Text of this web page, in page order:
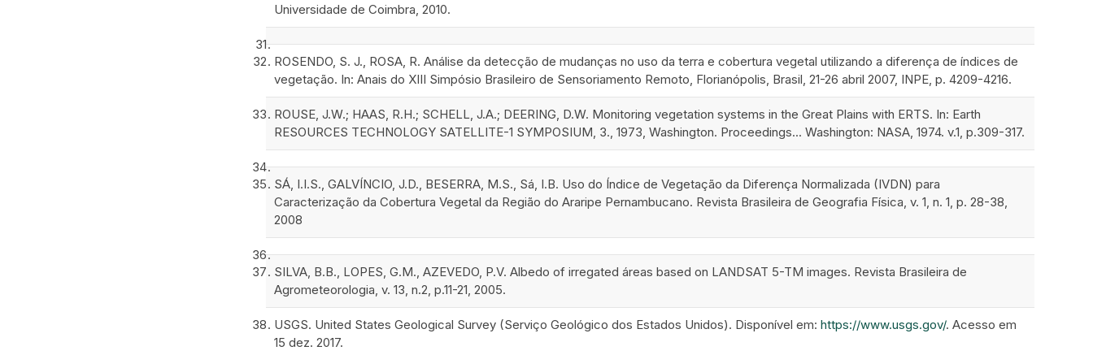
Universidade de Coimbra, 2010.
ROSENDO, S. J., ROSA, R. Análise da detecção de mudanças no uso da terra e cobertura vegetal utilizando a diferença de índices de
vegetação. In: Anais do XIII Simpósio Brasileiro de Sensoriamento Remoto, Florianópolis, Brasil, 21-26 abril 2007, INPE, p. 4209-4216.
ROUSE, J.W.; HAAS, R.H.; SCHELL, J.A.; DEERING, D.W. Monitoring vegetation systems in the Great Plains with ERTS. In: Earth
RESOURCES TECHNOLOGY SATELLITE-1 SYMPOSIUM, 3., 1973, Washington. Proceedings... Washington: NASA, 1974. v.1, p.309-317.
SÁ, I.I.S., GALVÍNCIO, J.D., BESERRA, M.S., Sá, I.B. Uso do Índice de Vegetação da Diferença Normalizada (IVDN) para
Caracterização da Cobertura Vegetal da Região do Araripe Pernambucano. Revista Brasileira de Geografia Física, v. 1, n. 1, p. 28-38,
2008
SILVA, B.B., LOPES, G.M., AZEVEDO, P.V. Albedo of irregated áreas based on LANDSAT 5-TM images. Revista Brasileira de
Agrometeorologia, v. 13, n.2, p.11-21, 2005.
USGS. United States Geological Survey (Serviço Geológico dos Estados Unidos). Disponível em: https://www.usgs.gov/. Acesso em
15 dez. 2017.